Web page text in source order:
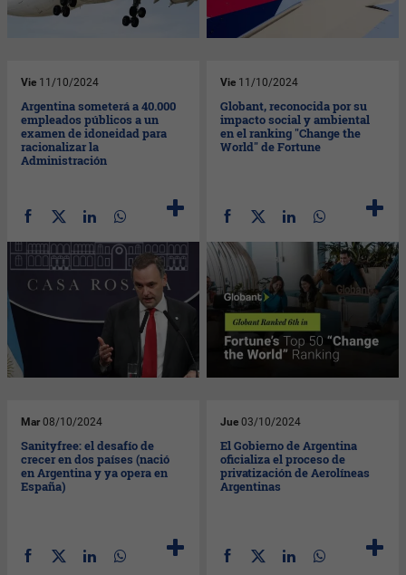
Vie 11/10/2024
Argentina someterá a 40.000
empleados públicos a un
examen de idoneidad para
racionalizar la
Administración
Vie 11/10/2024
Globant, reconocida por su
impacto social y ambiental
en el ranking "Change the
World" de Fortune
Mar 08/10/2024
Sanityfree: el desafío de
crecer en dos países (nació
en Argentina y ya opera en
España)
Jue 03/10/2024
El Gobierno de Argentina
oficializa el proceso de
privatización de Aerolíneas
Argentinas